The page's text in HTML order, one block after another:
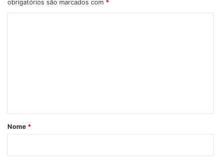
obrigatórios são marcados com *
r
Nome *